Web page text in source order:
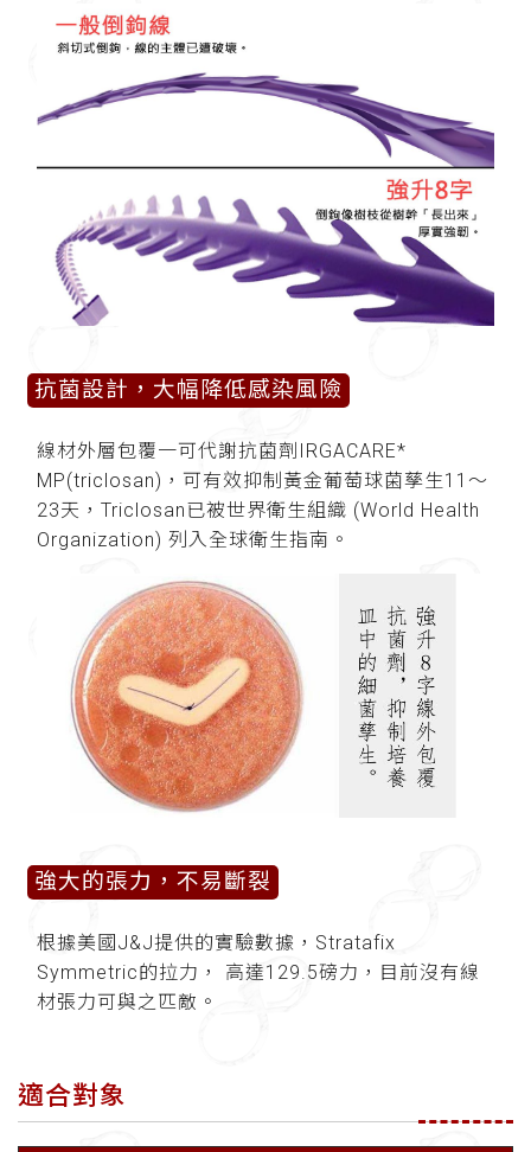
抗菌設計，大幅降低感染風險
線材外層包覆一可代謝抗菌劑IRGACARE*
MP(triclosan)，可有效抑制黃金葡萄球菌孳生11～
23天，Triclosan已被世界衛生組織 (World Health
Organization) 列入全球衛生指南。
強大的張力，不易斷裂
根據美國J&J提供的實驗數據，Stratafix
Symmetric的拉力， 高達129.5磅力，目前沒有線
材張力可與之匹敵。
適合對象